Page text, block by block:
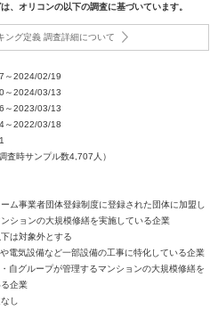
、オリコンの以下の調査に基づいています。
ング定義 調査詳細について
～2024/02/19
～2024/03/13
～2023/03/13
～2022/03/18
査時サンプル数4,707人）
ム事業者団体登録制度に登録された団体に加盟し
ションの大規模修繕を実施している企業
は対象外とする
電気設備など一部設備の工事に特化している企業
自グループが管理するマンションの大規模修繕を
企業
し